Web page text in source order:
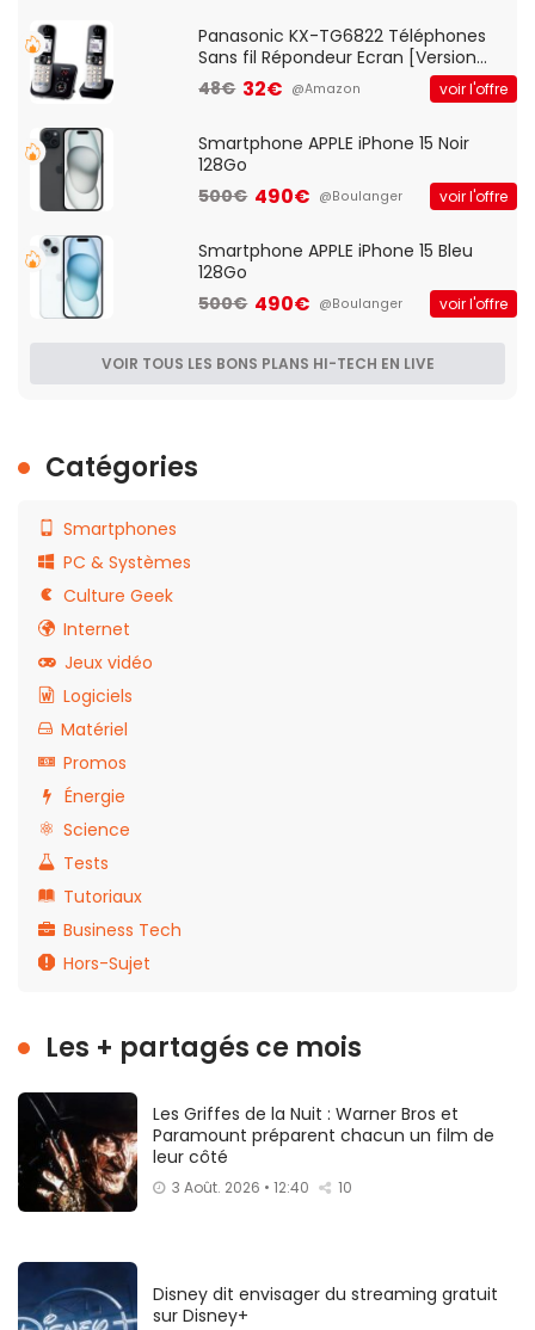
Panasonic KX-TG6822 Téléphones
Sans fil Répondeur Ecran [Version
Française]
48€ 32€ @Amazon voir l'offre
Smartphone APPLE iPhone 15 Noir
128Go
500€ 490€ @Boulanger voir l'offre
Smartphone APPLE iPhone 15 Bleu
128Go
500€ 490€ @Boulanger voir l'offre
VOIR TOUS LES BONS PLANS HI-TECH EN LIVE
Catégories
Smartphones
PC & Systèmes
Culture Geek
Internet
Jeux vidéo
Logiciels
Matériel
Promos
Énergie
Science
Tests
Tutoriaux
Business Tech
Hors-Sujet
Les + partagés ce mois
Les Griffes de la Nuit : Warner Bros et
Paramount préparent chacun un film de
leur côté
3 Août. 2026 • 12:40 10
Disney dit envisager du streaming gratuit
sur Disney+